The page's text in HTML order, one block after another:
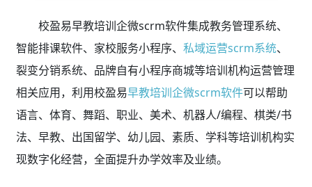
校盈易早教培训企微scrm软件集成教务管理系统、
智能排课软件、家校服务小程序、 私域运营scrm系统、
裂变分销系统、品牌自有小程序商城等培训机构运营管理
相关应用，利用校盈易早教培训企微scrm软件可以帮助
语言、体育、舞蹈、职业、美术、机器人/编程、棋类/书
法、早教、出国留学、幼儿园、素质、学科等培训机构实
现数字化经营，全面提升办学效率及业绩。